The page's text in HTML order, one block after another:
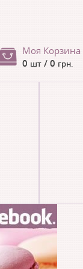
Моя Корзина
0 шт/ 0 грн.